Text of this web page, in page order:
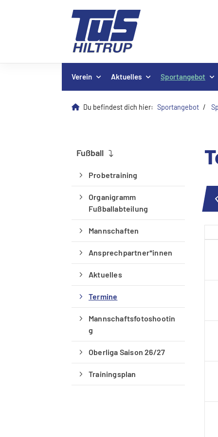
Verein Aktuelles Sportangebot
Du befindest dich hier: Sportangebot
Fußball
Probetraining
Organigramm
Fußballabteilung
Mannschaften
Ansprechpartner*innen
Aktuelles
Termine
Mannschaftsfotoshootin
g
Oberliga Saison 26/27
Trainingsplan